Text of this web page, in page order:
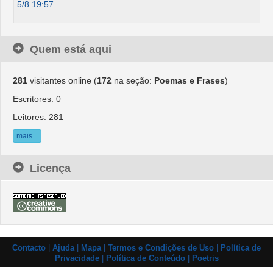
5/8 19:57
Quem está aqui
281 visitantes online (172 na seção: Poemas e Frases)
Escritores: 0
Leitores: 281
mais...
Licença
Contacto Ajuda| Mapa| Termos e Condições de Uso
Política de
Privacidade| Política de Conteúdo| Poetris